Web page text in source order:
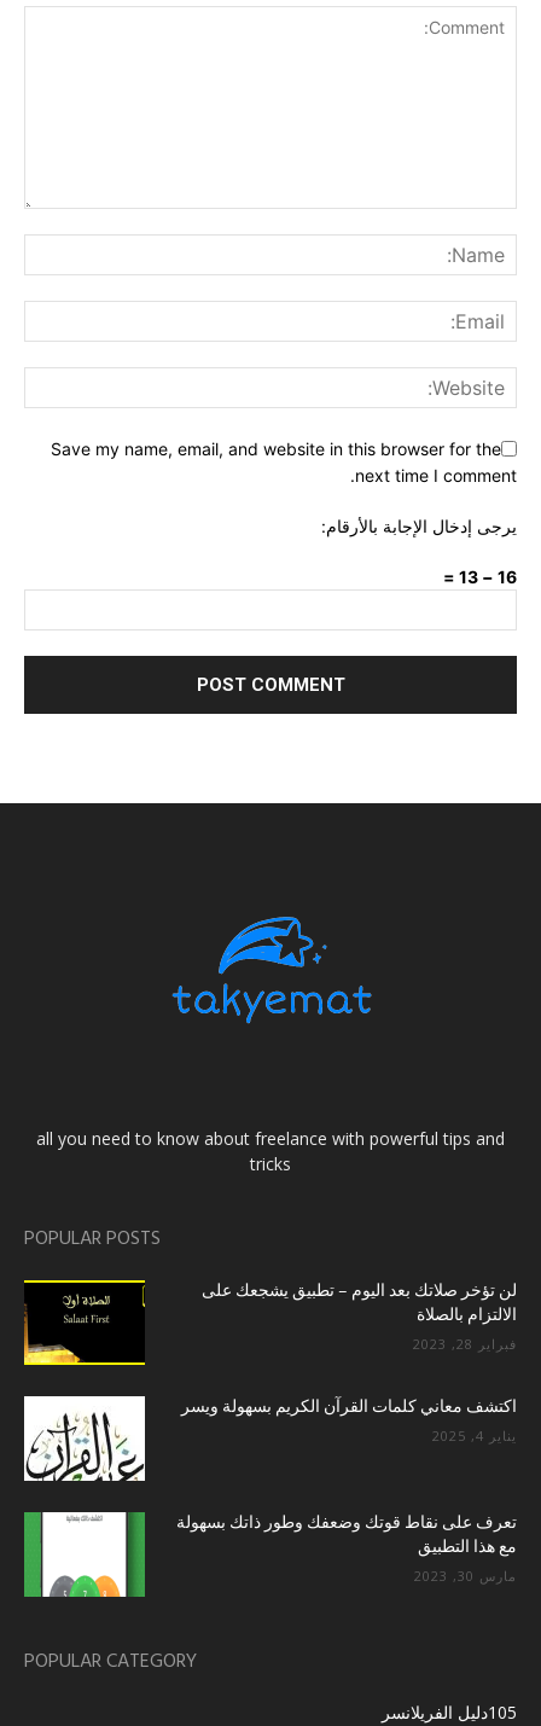
Save my name, email, and website in this browser for the
next time I comment.
يرجى إدخال الإجابة بالأرقام:
16 − 13 =
all you need to know about freelance with powerful tips and
tricks
POPULAR POSTS
لن تؤخر صلاتك بعد اليوم – تطبيق يشجعك على
الالتزام بالصلاة
فبراير 28, 2023
اكتشف معاني كلمات القرآن الكريم بسهولة ويسر
يناير 4, 2025
تعرف على نقاط قوتك وضعفك وطور ذاتك بسهولة
مع هذا التطبيق
مارس 30, 2023
POPULAR CATEGORY
دليل الفريلانسر105